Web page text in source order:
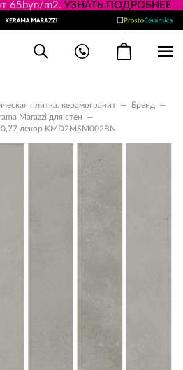
65byn/m2. УЗНАТЬ ПОДРОБНЕЕ
плитка, керамогранит — Бренд
—
Marazzi для стен
—
декор KMD2MSM002BN